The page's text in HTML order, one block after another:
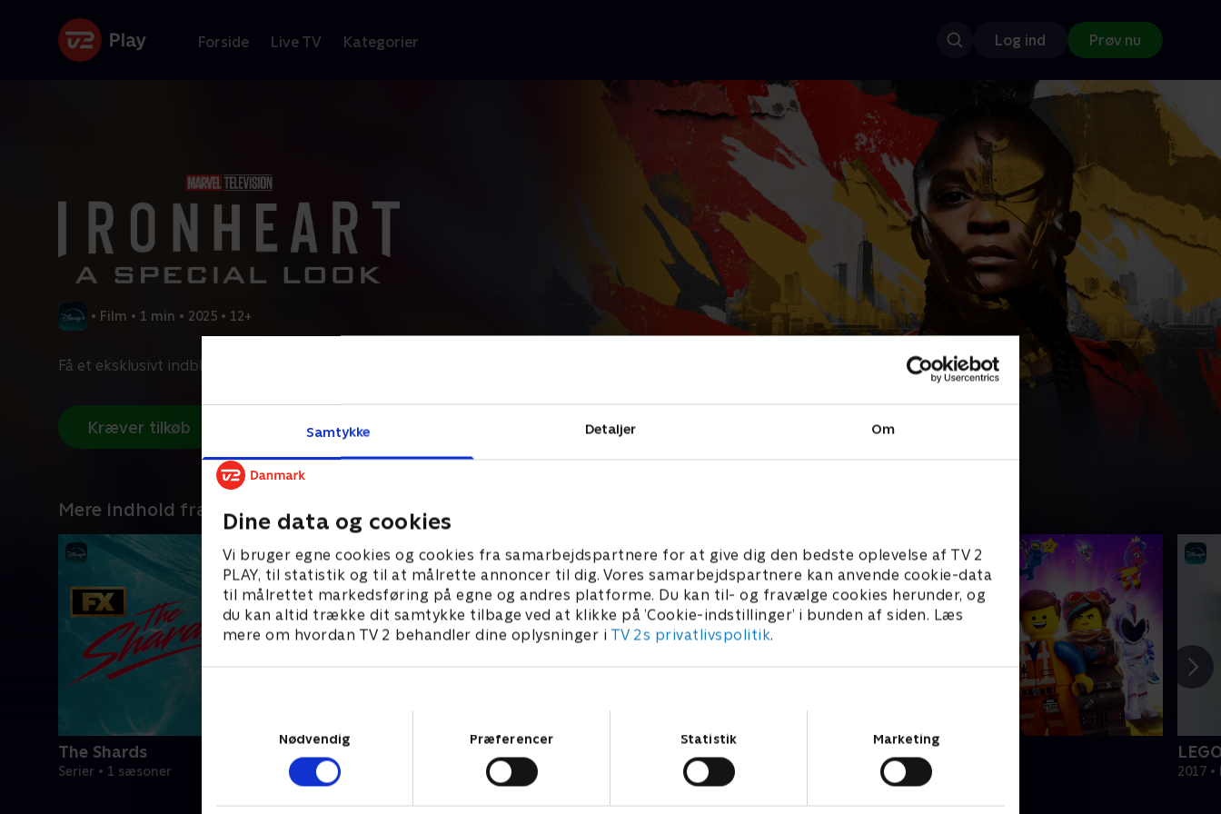
Samtykke Detaljer Om
Dine data og cookies
Vi bruger egne cookies og cookies fra samarbejdspartnere for at give dig den bedste oplevelse af TV 2
PLAY, til statistik og til at målrette annoncer til dig. Vores samarbejdspartnere kan anvende cookie-data
til målrettet markedsføring på egne og andres platforme. Du kan til- og fravælge cookies herunder, og
du kan altid trække dit samtykke tilbage ved at klikke på ’Cookie-indstillinger’ i bunden af siden. Læs
mere om hvordan TV 2 behandler dine oplysninger i TV 2s privatlivspolitik.
Nødvendig
Præferencer Statistik Marketing
Forside Live TV Kategorier Log ind Prøv nu
• Film • 1 min • 2025 • 12+
Få et eksklusivt indblik i Ironheart, der kommer på Disney+.
Kræver tilkøb
Mere indhold fra Disney+
The Shards
Serier • 1 sæsoner Serier • 1 sæsoner 2019 • Film • 1 t. 47 min 2017